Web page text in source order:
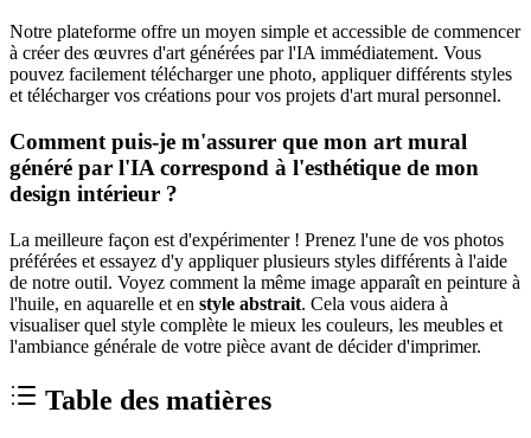
Notre plateforme offre un moyen simple et accessible de commencer
à créer des œuvres d'art générées par l'IA immédiatement. Vous
pouvez facilement télécharger une photo, appliquer différents styles
et télécharger vos créations pour vos projets d'art mural personnel.
Comment puis-je m'assurer que mon art mural
généré par l'IA correspond à l'esthétique de mon
design intérieur ?
La meilleure façon est d'expérimenter ! Prenez l'une de vos photos
préférées et essayez d'y appliquer plusieurs styles différents à l'aide
de notre outil. Voyez comment la même image apparaît en peinture à
l'huile, en aquarelle et en style abstrait. Cela vous aidera à
visualiser quel style complète le mieux les couleurs, les meubles et
l'ambiance générale de votre pièce avant de décider d'imprimer.
Table des matières